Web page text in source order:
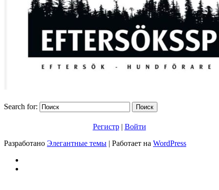
Search for:
Регистр| Войти
Разработано Элегантные темы | Работает на WordPress